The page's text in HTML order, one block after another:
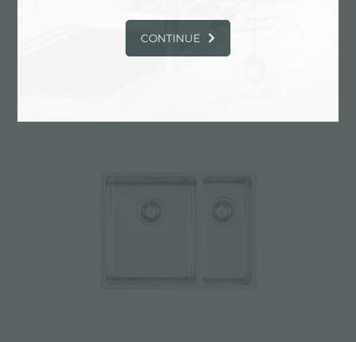
CONTINUE